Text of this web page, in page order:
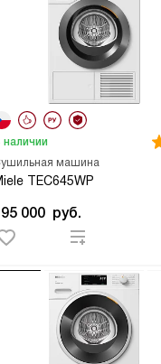
машина
TEC645WP
наличии
000 руб.